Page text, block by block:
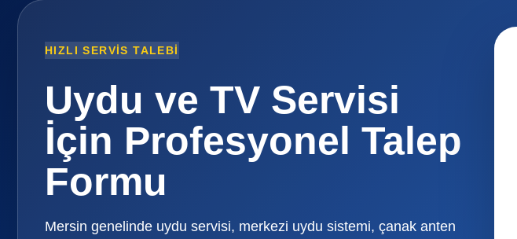
HIZLI SERVIS TALEBI
Uydu ve TV Servisi
İçin Profesyonel Talep
Formu
Mersin genelinde uydu servisi, merkezi uydu sistemi, çanak anten